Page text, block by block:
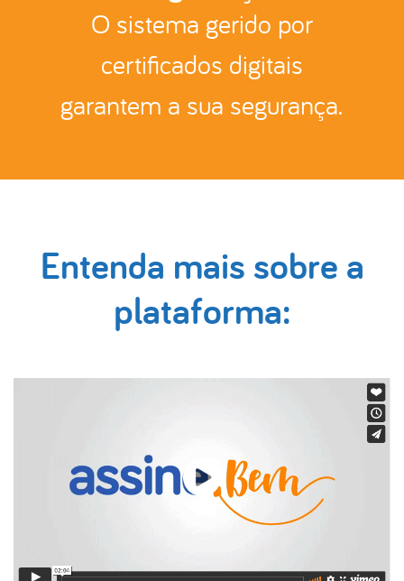
O sistema gerido por
certificados digitais
garantem a sua segurança.
Entenda mais sobre a
plataforma: